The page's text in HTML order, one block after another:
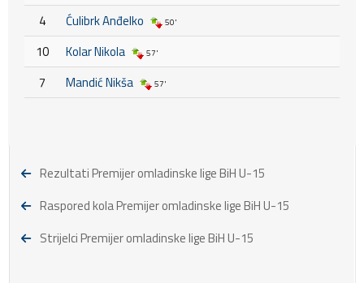
4 Ćulibrk Anđelko 50'
10 Kolar Nikola 57'
7 Mandić Nikša 57'
Rezultati Premijer omladinske lige BiH U-15
Raspored kola Premijer omladinske lige BiH U-15
Strijelci Premijer omladinske lige BiH U-15